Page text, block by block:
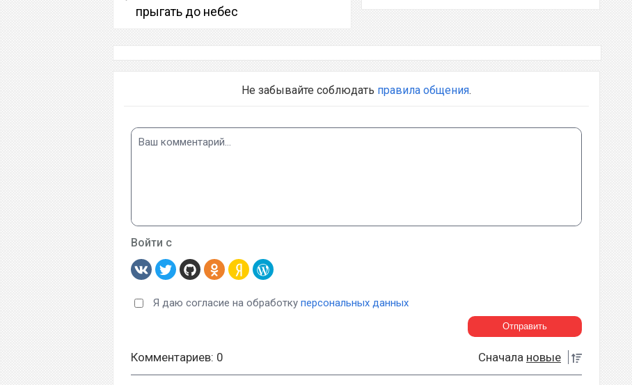
прыгать до небес
Не забывайте соблюдать правила общения.
Войти с
Я даю согласие на обработку персональных данных
Комментариев: 0 Сначала новые